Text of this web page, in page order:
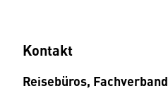
Kontakt
Reisebüros, Fachverband